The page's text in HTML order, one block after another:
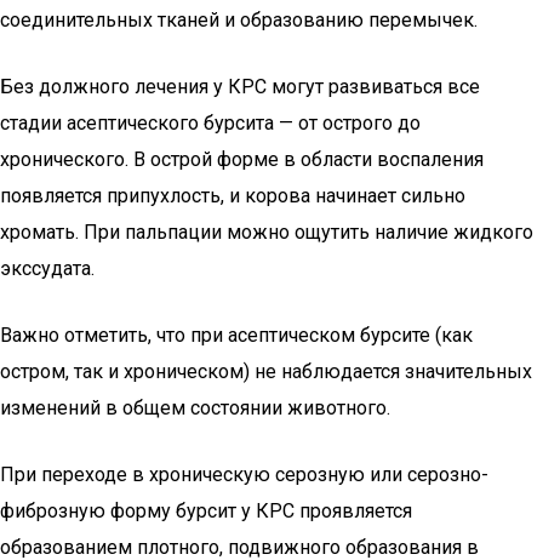
соединительных тканей и образованию перемычек.
Без должного лечения у КРС могут развиваться все
стадии асептического бурсита — от острого до
хронического. В острой форме в области воспаления
появляется припухлость, и корова начинает сильно
хромать. При пальпации можно ощутить наличие жидкого
экссудата.
Важно отметить, что при асептическом бурсите (как
остром, так и хроническом) не наблюдается значительных
изменений в общем состоянии животного.
При переходе в хроническую серозную или серозно-
фиброзную форму бурсит у КРС проявляется
образованием плотного, подвижного образования в